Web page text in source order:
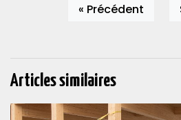
« Précédent
Articles similaires